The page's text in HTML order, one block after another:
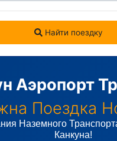
Найти поездку
Аэропорт
Поездка
Наземного
Канкуна!